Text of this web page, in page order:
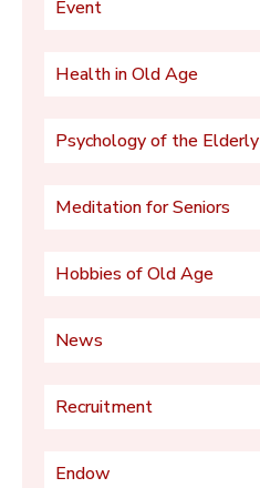
Event
Health in Old Age
Psychology of the Elderly
Meditation for Seniors
Hobbies of Old Age
News
Recruitment
Endow